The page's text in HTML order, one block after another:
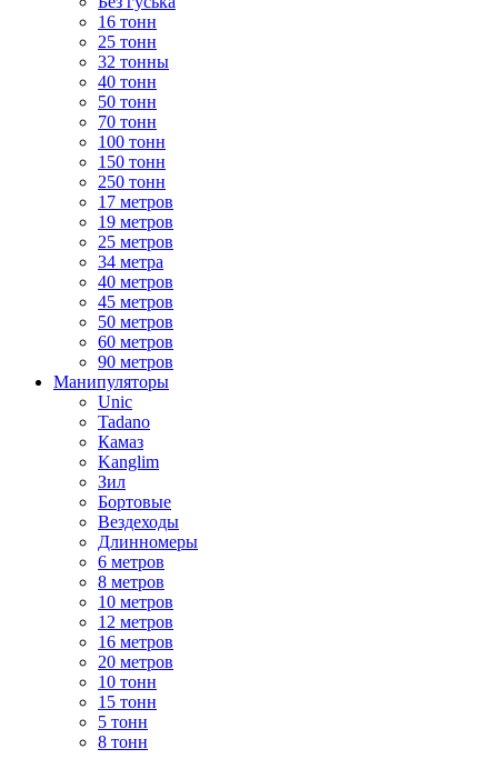
16 тонн
25 тонн
32 тонны
40 тонн
50 тонн
70 тонн
100 тонн
150 тонн
250 тонн
17 метров
19 метров
25 метров
34 метра
40 метров
45 метров
50 метров
60 метров
90 метров
Манипуляторы
Unic
Tadano
Камаз
Kanglim
Зил
Бортовые
Вездеходы
Длинномеры
6 метров
8 метров
10 метров
12 метров
16 метров
20 метров
10 тонн
15 тонн
5 тонн
8 тонн